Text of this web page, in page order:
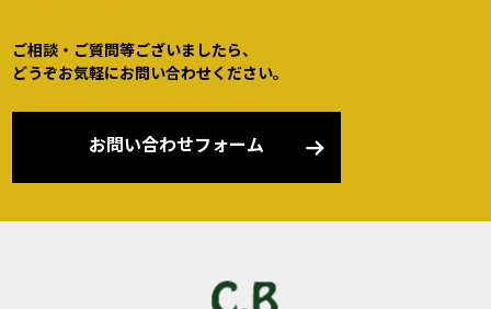
ご相談・ご質問等ございましたら、
どうぞお気軽にお問い合わせください。
お問い合わせフォーム